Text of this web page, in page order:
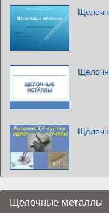
Щелочные металлы